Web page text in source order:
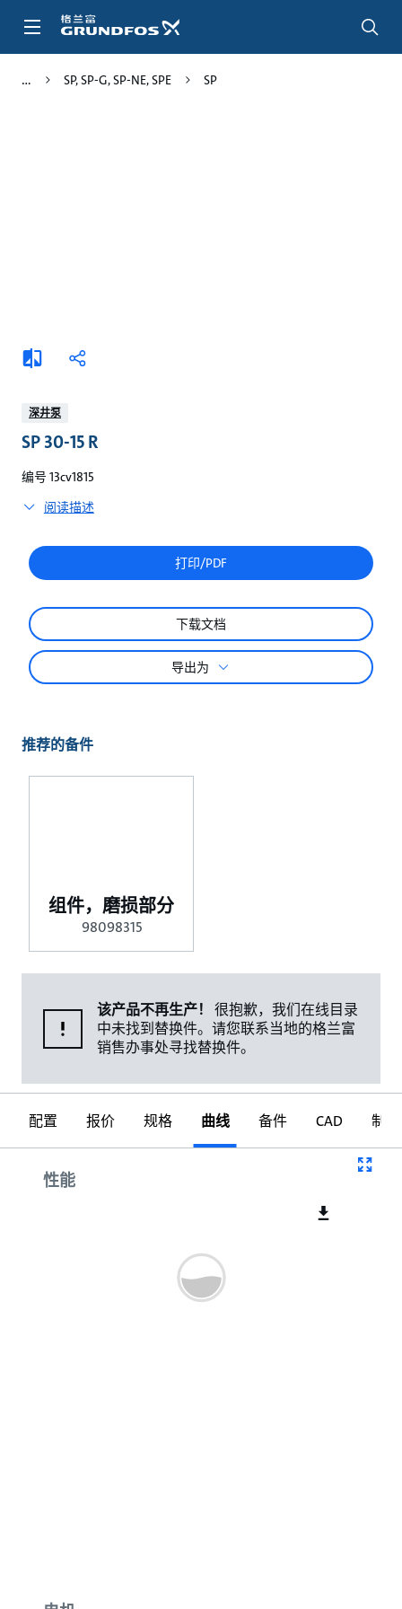
SP, SP-G, SP-NE, SPE SP
添
加
较
分
深井泵
SP 30-15 R
编号 13cv1815
阅读描述
打印/PDF
下载文档
导出为
推荐的备件
组件，磨损部分
98098315
该产品不再生产！
很抱歉，我们在线目录
中未找到替换件。请您联系当地的格兰富
销售办事处寻找替换件。
配置 报价 规格 曲线 备件 CAD 制图
性能